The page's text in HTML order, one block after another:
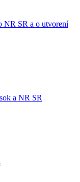
NR SR a o utvorení
a NR SR